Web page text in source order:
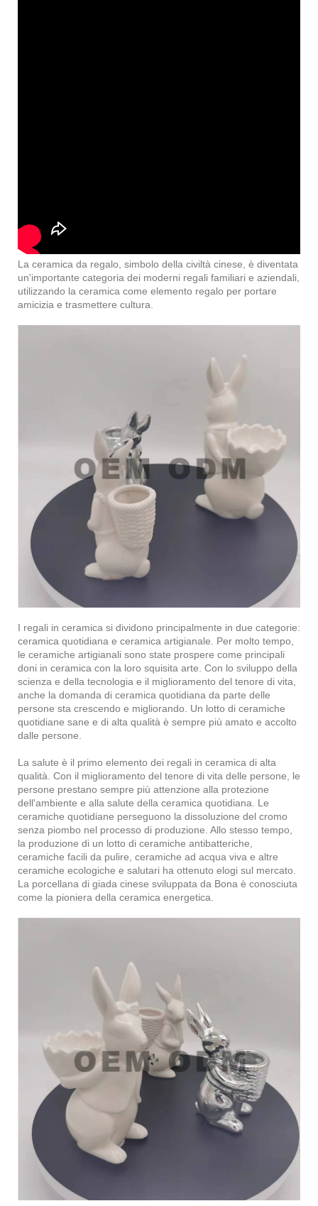
La ceramica da regalo, simbolo della civiltà cinese, è diventata
un'importante categoria dei moderni regali familiari e aziendali,
utilizzando la ceramica come elemento regalo per portare
amicizia e trasmettere cultura.
I regali in ceramica si dividono principalmente in due categorie:
ceramica quotidiana e ceramica artigianale. Per molto tempo,
le ceramiche artigianali sono state prospere come principali
doni in ceramica con la loro squisita arte. Con lo sviluppo della
scienza e della tecnologia e il miglioramento del tenore di vita,
anche la domanda di ceramica quotidiana da parte delle
persone sta crescendo e migliorando. Un lotto di ceramiche
quotidiane sane e di alta qualità è sempre più amato e accolto
dalle persone.
La salute è il primo elemento dei regali in ceramica di alta
qualità. Con il miglioramento del tenore di vita delle persone, le
persone prestano sempre più attenzione alla protezione
dell'ambiente e alla salute della ceramica quotidiana. Le
ceramiche quotidiane perseguono la dissoluzione del cromo
senza piombo nel processo di produzione. Allo stesso tempo,
la produzione di un lotto di ceramiche antibatteriche,
ceramiche facili da pulire, ceramiche ad acqua viva e altre
ceramiche ecologiche e salutari ha ottenuto elogi sul mercato.
La porcellana di giada cinese sviluppata da Bona è conosciuta
come la pioniera della ceramica energetica.